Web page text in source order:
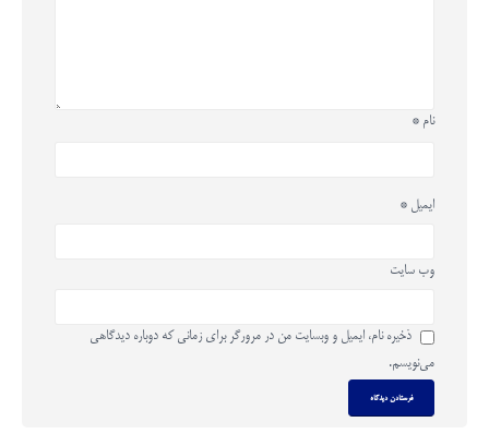
نام *
ایمیل *
وب‌ سایت
ذخیره نام، ایمیل و وبسایت من در مرورگر برای زمانی که دوباره دیدگاهی
می‌نویسم.